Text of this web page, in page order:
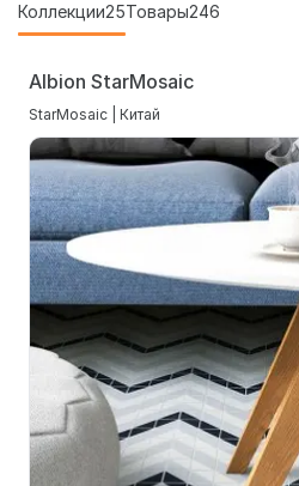
Коллекции25Товары246
Albion StarMosaic
StarMosaic | Китай